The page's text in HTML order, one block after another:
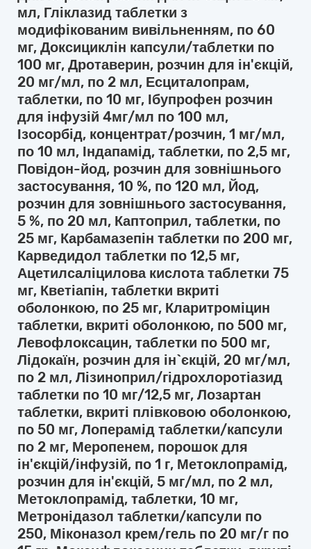
мл, Гліклазид таблетки з
модифікованим вивільненням, по 60
мг, Доксициклін капсули/таблетки по
100 мг, Дротаверин, розчин для ін'єкцій,
20 мг/мл, по 2 мл, Есциталопрам,
таблетки, по 10 мг, Ібупрофен розчин
для інфузій 4мг/мл по 100 мл,
Ізосорбід, концентрат/розчин, 1 мг/мл,
по 10 мл, Індапамід, таблетки, по 2,5 мг,
Повідон-йод, розчин для зовнішнього
застосування, 10 %, по 120 мл, Йод,
розчин для зовнішнього застосування,
5 %, по 20 мл, Каптоприл, таблетки, по
25 мг, Карбамазепін таблетки по 200 мг,
Карведидол таблетки по 12,5 мг,
Ацетилсаліцилова кислота таблетки 75
мг, Кветіапін, таблетки вкриті
оболонкою, по 25 мг, Кларитроміцин
таблетки, вкриті оболонкою, по 500 мг,
Левофлоксацин, таблетки по 500 мг,
Лідокаїн, розчин для ін`єкцій, 20 мг/мл,
по 2 мл, Лізиноприл/гідрохлоротіазид
таблетки по 10 мг/12,5 мг, Лозартан
таблетки, вкриті плівковою оболонкою,
по 50 мг, Лоперамід таблетки/капсули
по 2 мг, Меропенем, порошок для
ін'єкцій/інфузій, по 1 г, Метоклопрамід,
розчин для ін'єкцій, 5 мг/мл, по 2 мл,
Метоклопрамід, таблетки, 10 мг,
Метронідазол таблетки/капсули по
250, Міконазол крем/гель по 20 мг/г по